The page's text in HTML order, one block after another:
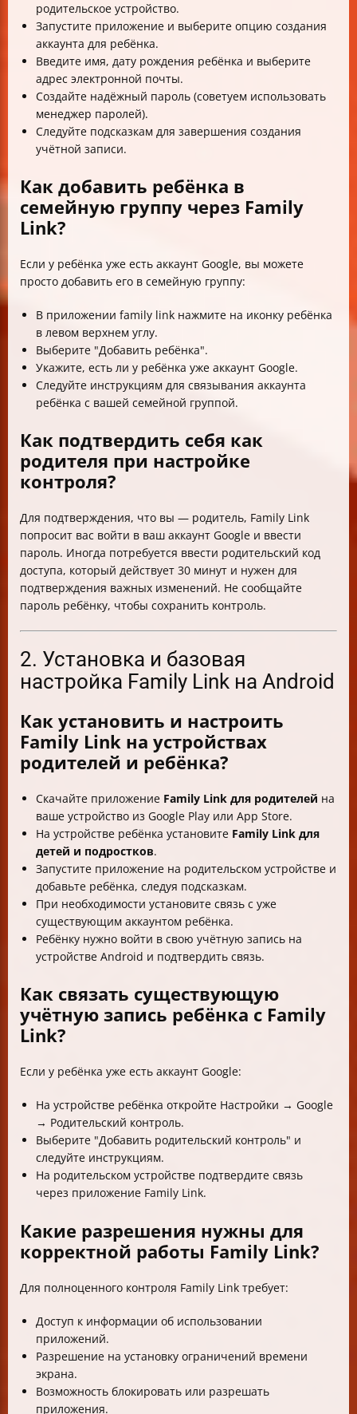
родительское устройство.
Запустите приложение и выберите опцию создания
аккаунта для ребёнка.
Введите имя, дату рождения ребёнка и выберите
адрес электронной почты.
Создайте надёжный пароль (советуем использовать
менеджер паролей).
Следуйте подсказкам для завершения создания
учётной записи.
Как добавить ребёнка в
семейную группу через Family
Link?
Если у ребёнка уже есть аккаунт Google, вы можете
просто добавить его в семейную группу:
В приложении family link нажмите на иконку ребёнка
в левом верхнем углу.
Выберите "Добавить ребёнка".
Укажите, есть ли у ребёнка уже аккаунт Google.
Следуйте инструкциям для связывания аккаунта
ребёнка с вашей семейной группой.
Как подтвердить себя как
родителя при настройке
контроля?
Для подтверждения, что вы — родитель, Family Link
попросит вас войти в ваш аккаунт Google и ввести
пароль. Иногда потребуется ввести родительский код
доступа, который действует 30 минут и нужен для
подтверждения важных изменений. Не сообщайте
пароль ребёнку, чтобы сохранить контроль.
2. Установка и базовая
настройка Family Link на Android
Как установить и настроить
Family Link на устройствах
родителей и ребёнка?
Скачайте приложение Family Link для родителей на
ваше устройство из Google Play или App Store.
На устройстве ребёнка установите Family Link для
детей и подростков.
Запустите приложение на родительском устройстве и
добавьте ребёнка, следуя подсказкам.
При необходимости установите связь с уже
существующим аккаунтом ребёнка.
Ребёнку нужно войти в свою учётную запись на
устройстве Android и подтвердить связь.
Как связать существующую
учётную запись ребёнка с Family
Link?
Если у ребёнка уже есть аккаунт Google:
На устройстве ребёнка откройте Настройки → Google
→ Родительский контроль.
Выберите "Добавить родительский контроль" и
следуйте инструкциям.
На родительском устройстве подтвердите связь
через приложение Family Link.
Какие разрешения нужны для
корректной работы Family Link?
Для полноценного контроля Family Link требует:
Доступ к информации об использовании
приложений.
Разрешение на установку ограничений времени
экрана.
Возможность блокировать или разрешать
приложения.